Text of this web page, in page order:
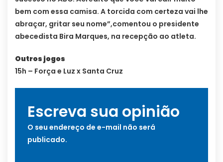
bem com essa camisa. A torcida com certeza vai lhe
abraçar, gritar seu nome”,comentou o presidente
abecedista Bira Marques, na recepção ao atleta.
Outros jogos
15h – Força e Luz x Santa Cruz
Escreva sua opinião
O seu endereço de e-mail não será
publicado.